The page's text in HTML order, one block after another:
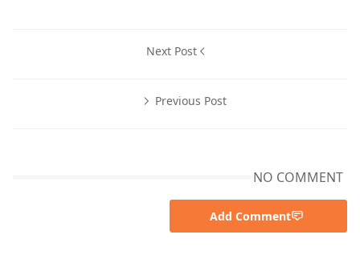
Next Post
Previous Post
NO COMMENT
Add Comment